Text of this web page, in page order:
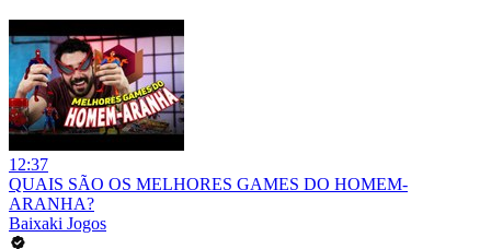
12:37
QUAIS SÃO OS MELHORES GAMES DO HOMEM-
ARANHA?
Baixaki Jogos